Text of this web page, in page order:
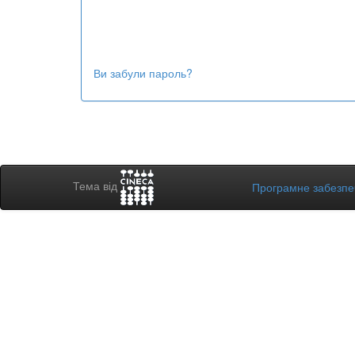
Ви забули пароль?
Тема від Програмне